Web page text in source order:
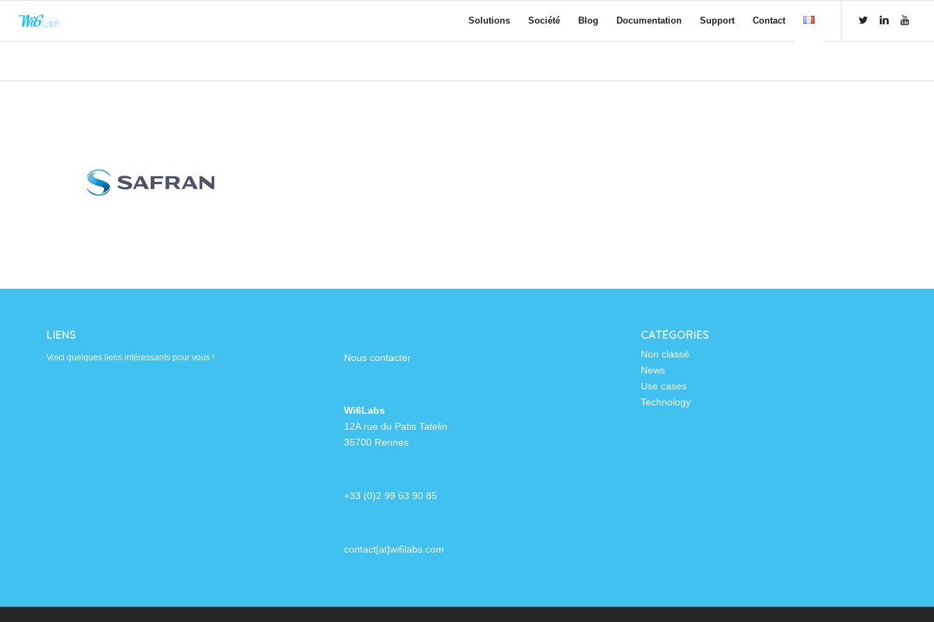
Solutions Société Blog Documentation Support Contact
LIENS
Voici quelques liens intéressants pour vous ! Nous contacter
Wi6Labs
12A rue du Patis Tatelin
35700 Rennes
+33 (0)2 99 63 90 85
contact[at]wi6labs.com
CATÉGORIES
Non classé
News
Use cases
Technology